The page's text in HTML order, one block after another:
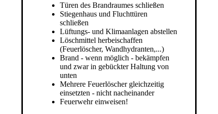
Türen des Brandraumes schließen
Stiegenhaus und Fluchttüren
schließen
Lüftungs- und Klimaanlagen abstellen
Löschmittel herbeischaffen
(Feuerlöscher, Wandhydranten,...)
Brand - wenn möglich - bekämpfen
und zwar in gebückter Haltung von
unten
Mehrere Feuerlöscher gleichzeitig
einsetzten - nicht nacheinander
Feuerwehr einweisen!